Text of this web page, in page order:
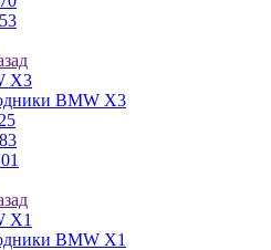
X3
BMW X3
X1
BMW X1